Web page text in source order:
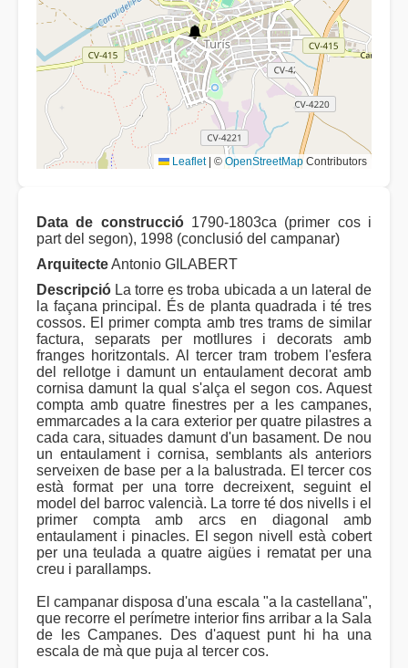
Leaflet © OpenStreetMap Contributors
Data de construcció1790-1803ca (primer cos i
part del segon), 1998 (conclusió del campanar)
ArquitecteAntonio GILABERT
Descripció La torre es troba ubicada a un lateral de
la façana principal. És de planta quadrada i té tres
cossos. El primer compta amb tres trams de similar
factura, separats per motllures i decorats amb
franges horitzontals. Al tercer tram trobem l'esfera
del rellotge i damunt un entaulament decorat amb
cornisa damunt la qual s'alça el segon cos. Aquest
compta amb quatre finestres per a les campanes,
emmarcades a la cara exterior per quatre pilastres a
cada cara, situades damunt d'un basament. De nou
un entaulament i cornisa, semblants als anteriors
serveixen de base per a la balustrada. El tercer cos
està format per una torre decreixent, seguint el
model del barroc valencià. La torre té dos nivells i el
primer compta amb arcs en diagonal amb
entaulament i pinacles. El segon nivell està cobert
per una teulada a quatre aigües i rematat per una
creu i parallamps.
El campanar disposa d'una escala "a la castellana",
que recorre el perímetre interior fins arribar a la Sala
de les Campanes. Des d'aquest punt hi ha una
escala de mà que puja al tercer cos.